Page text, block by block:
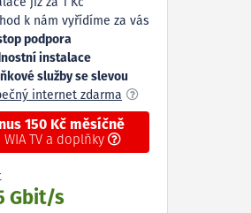
k nám vyřídíme za vás
podpora
instalace
služby se slevou
internet zdarma
150 Kč měsíčně
WIA TV a doplňky
Gbit/s